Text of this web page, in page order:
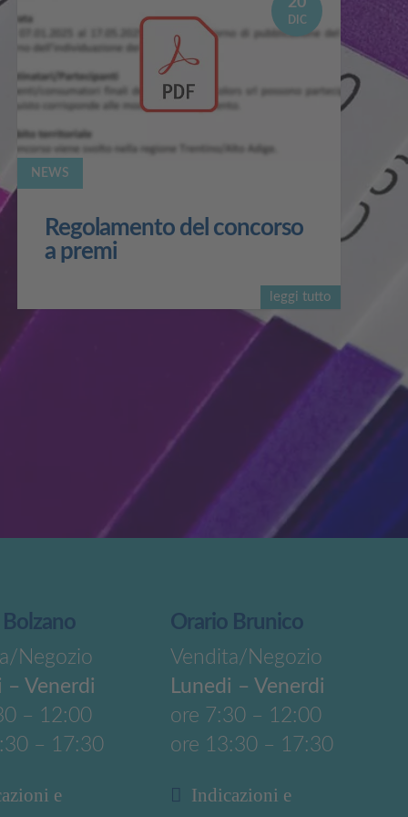
leggi tutto
Regolamento del concorso
a premi
NEWS
DIC
Negozio
– Venerdi
– 12:00
– 17:30
e
Orario Brunico
Vendita/Negozio
Lunedi – Venerdi
ore 7:30 – 12:00
ore 13:30 – 17:30
Indicazioni e